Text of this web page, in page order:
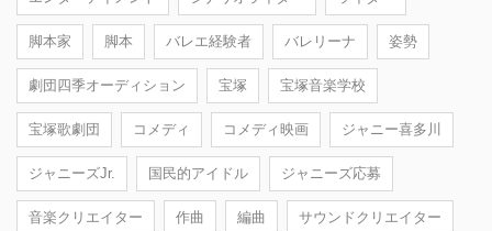
脚本家 脚本 バレエ経験者 バレリーナ 姿勢
劇団四季オーディション 宝塚 宝塚音楽学校
宝塚歌劇団 コメディ コメディ映画 ジャニー喜多川
ジャニーズJr. 国民的アイドル ジャニーズ応募
音楽クリエイター 作曲 編曲 サウンドクリエイター